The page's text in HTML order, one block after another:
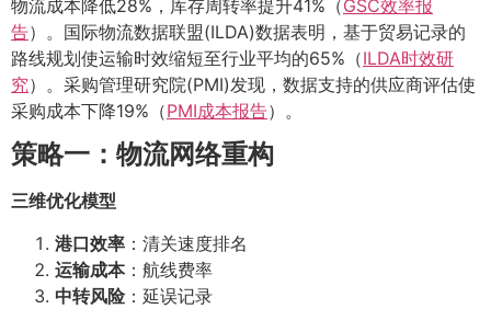
物流成本降低28%，库存周转率提升41%（GSC效率报
告）。国际物流数据联盟(ILDA)数据表明，基于贸易记录的
路线规划使运输时效缩短至行业平均的65%（ILDA时效研
究）。采购管理研究院(PMI)发现，数据支持的供应商评估使
采购成本下降19%（PMI成本报告）。
策略一：物流网络重构
三维优化模型
港口效率 ：清关速度排名
运输成本：航线费率
中转风险：延误记录